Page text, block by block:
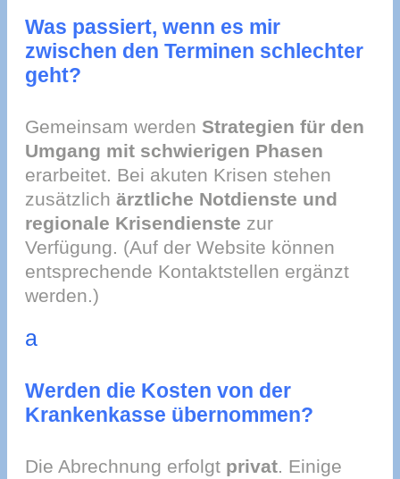
Was passiert, wenn es mir
zwischen den Terminen schlechter
geht?
Gemeinsam werden Strategien für den
Umgang mit schwierigen Phasen
erarbeitet. Bei akuten Krisen stehen
zusätzlich ärztliche Notdienste und
regionale Krisendienste zur
Verfügung. (Auf der Website können
entsprechende Kontaktstellen ergänzt
werden.)
a
Werden die Kosten von der
Krankenkasse übernommen?
Die Abrechnung erfolgt privat. Einige